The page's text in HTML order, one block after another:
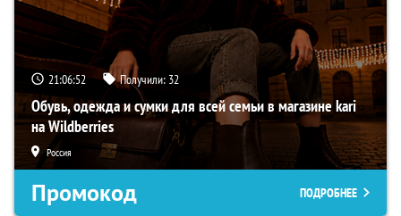
21:06:51 Получили: 32
Обувь, одежда и сумки для всей семьи в магазине kari
на Wildberries
Россия
Промокод ПОДРОБНЕЕ